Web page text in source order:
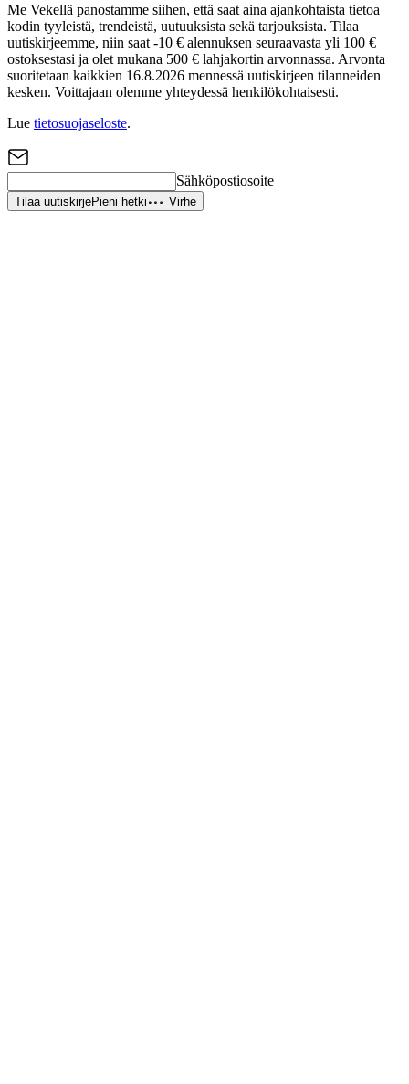
Me Vekellä panostamme siihen, että saat aina ajankohtaista tietoa
kodin tyyleistä, trendeistä, uutuuksista sekä tarjouksista. Tilaa
uutiskirjeemme, niin saat -10 € alennuksen seuraavasta yli 100 €
ostoksestasi ja olet mukana 500 € lahjakortin arvonnassa. Arvonta
suoritetaan kaikkien 16.8.2026 mennessä uutiskirjeen tilanneiden
kesken. Voittajaan olemme yhteydessä henkilökohtaisesti.
Lue tietosuojaseloste.
Sähköpostiosoite
Tilaa uutiskirjePieni hetki Virhe